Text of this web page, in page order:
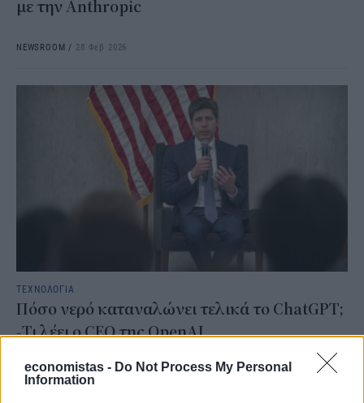
economistas - Do Not Process My Personal
Information
με την Anthropic
NEWSROOM / 28 Φεβ 2026
ΤΕΧΝΟΛΟΓΙΑ
Πόσο νερό καταναλώνει τελικά το ChatGPT;
-Τι λέει ο CEO της OpenAI
NEWSROOM/24 Φεβ 2026